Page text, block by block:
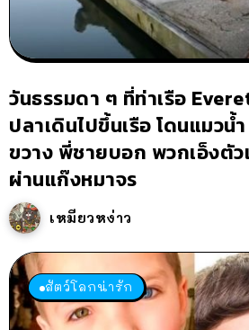
วันธรรมดา ๆ ที่ท่าเรือ
ปลาเดินไปขึ้นเรือ โดนแมวน้
ขวาง พี่ชายบอก พวกเอ็งตัว
ผ่านแก๊งหมาจร
เหมียวหง่าว
สัตว์โลกน่ารัก